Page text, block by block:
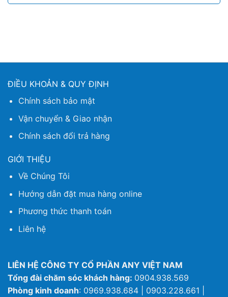
ĐIỀU KHOẢN & QUY ĐỊNH
Chính sách bảo mật
Vận chuyển & Giao nhận
Chính sách đổi trả hàng
GIỚI THIỆU
Về Chúng Tôi
Hướng dẫn đặt mua hàng online
Phương thức thanh toán
Liên hệ
LIÊN HỆ CÔNG TY CỔ PHẦN ANY VIỆT NAM
Tổng đài chăm sóc khách hàng: 0904.938.569
Phòng kinh doanh: 0969.938.684 | 0903.228.661 |